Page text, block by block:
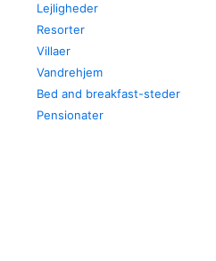
Lejligheder
Resorter
Villaer
Vandrehjem
Bed and breakfast-steder
Pensionater